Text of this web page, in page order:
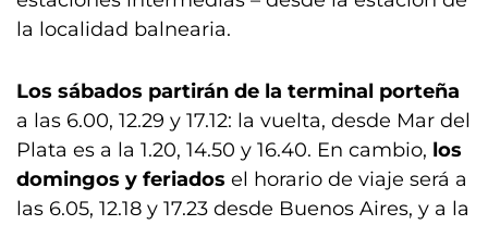
la localidad balnearia.
Los sábados partirán de la terminal porteña
a las 6.00, 12.29 y 17.12: la vuelta, desde Mar del
Plata es a la 1.20, 14.50 y 16.40. En cambio, los
domingos y feriados el horario de viaje será a
las 6.05, 12.18 y 17.23 desde Buenos Aires, y a la